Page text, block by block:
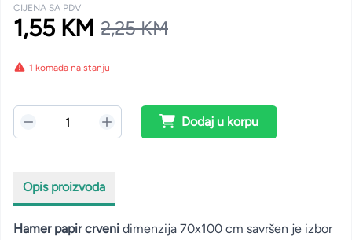
CIJENA SA PDV
1,55 KM 2,25 KM
1 komada na stanju
Dodaj u korpu
Opis proizvoda
Hamer papir crveni dimenzija 70x100 cm savršen je izbor